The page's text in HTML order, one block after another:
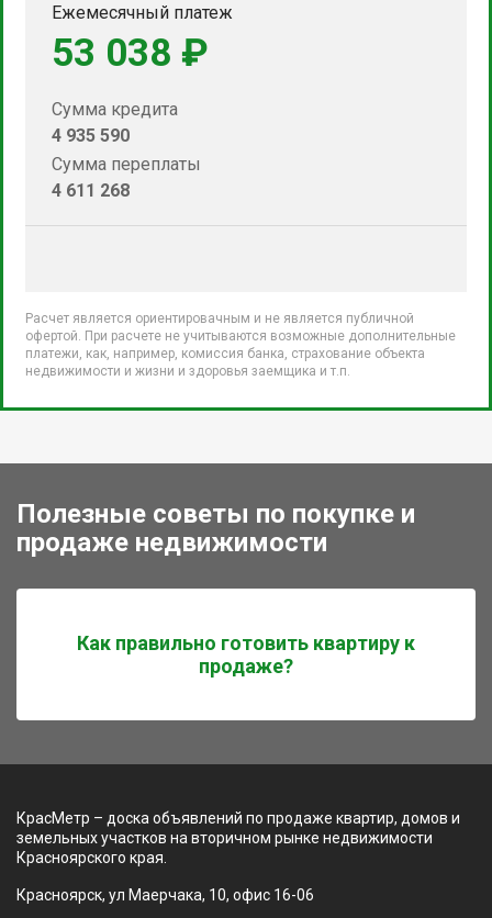
Ежемесячный платеж
53 038 ₽
Сумма кредита
4 935 590
Сумма переплаты
4 611 268
Расчет является ориентировачным и не является публичной
офертой. При расчете не учитываются возможные дополнительные
платежи, как, например, комиссия банка, страхование объекта
недвижимости и жизни и здоровья заемщика и т.п.
Полезные советы по покупке и
продаже недвижимости
Как правильно готовить квартиру к
продаже?
КрасМетр – доска объявлений по продаже квартир, домов и
земельных участков на вторичном рынке недвижимости
Красноярского края.
Красноярск, ул Маерчака, 10, офис 16-06